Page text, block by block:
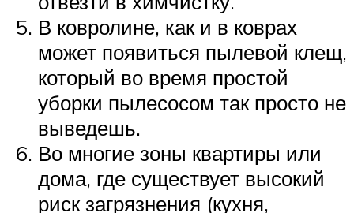
В ковролине, как и в коврах
может появиться пылевой клещ,
который во время простой
уборки пылесосом так просто не
выведешь.
Во многие зоны квартиры или
дома, где существует высокий
риск загрязнения (кухня,